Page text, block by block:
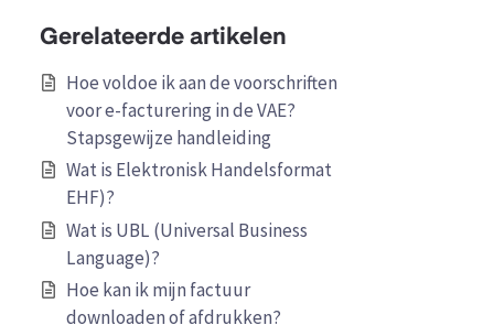
Gerelateerde artikelen
Hoe voldoe ik aan de voorschriften
voor e-facturering in de VAE?
Stapsgewijze handleiding
Wat is Elektronisk Handelsformat
EHF)?
Wat is UBL (Universal Business
Language)?
Hoe kan ik mijn factuur
downloaden of afdrukken?